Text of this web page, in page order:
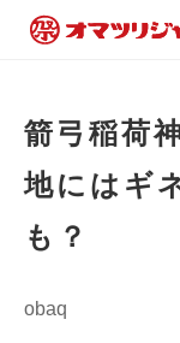
箭弓稲荷
地にはギ
も？
obaq